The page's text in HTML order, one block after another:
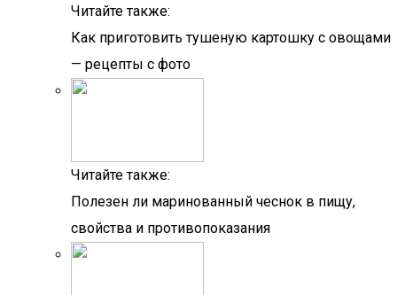
Читайте также:
Как приготовить тушеную картошку с овощами
— рецепты с фото
Читайте также:
Полезен ли маринованный чеснок в пищу,
свойства и противопоказания